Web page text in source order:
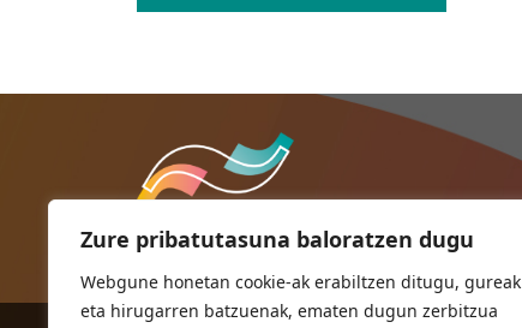
Zure pribatutasuna baloratzen dugu
Webgune honetan cookie-ak erabiltzen ditugu, gureak
eta hirugarren batzuenak, ematen dugun zerbitzua